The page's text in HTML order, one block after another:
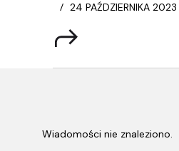
24 PAŹDZIERNIKA 2023
Wiadomości nie znaleziono.